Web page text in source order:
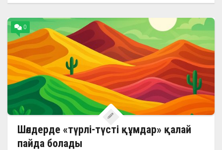
0
Шөлдерде «түрлі-түсті құмдар» қалай
пайда болады